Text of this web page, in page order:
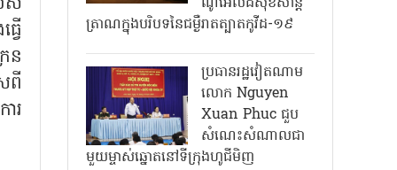
ើ
ន
ពី
រ
ត្រាណក្នុងបរិបទនៃជម្ងឺរាតត្បាតកូវីដ-១៩
ប្រធានរដ្ឋវៀតណាម
លោក Nguyen
Xuan Phuc ជួប
សំណេះសំណាលជា
មួយម្ចាស់ឆ្នោតនៅទីក្រុងហូជីមិញ